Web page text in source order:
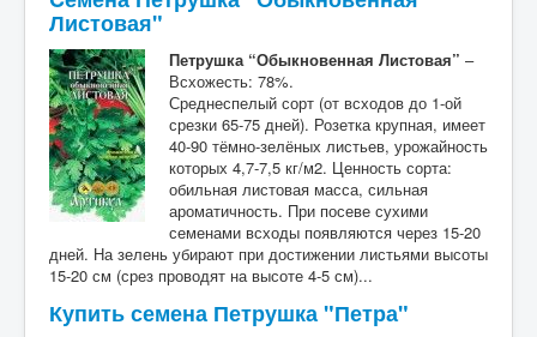
Листовая"
Петрушка “Обыкновенная Листовая” –
Всхожесть: 78%.
Среднеспелый сорт (от всходов до 1-ой
срезки 65-75 дней). Розетка крупная, имеет
40-90 тёмно-зелёных листьев, урожайность
которых 4,7-7,5 кг/м2. Ценность сорта:
обильная листовая масса, сильная
ароматичность. При посеве сухими
семенами всходы появляются через 15-20
дней. На зелень убирают при достижении листьями высоты
15-20 см (срез проводят на высоте 4-5 см)...
Купить семена Петрушка "Петра"